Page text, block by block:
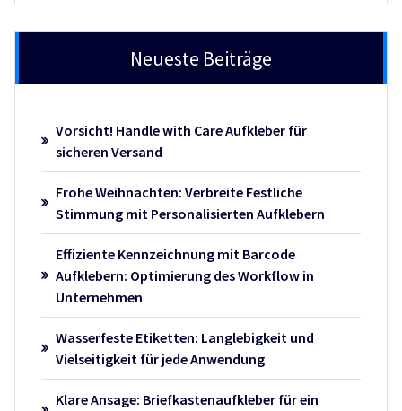
Neueste Beiträge
Vorsicht! Handle with Care Aufkleber für
sicheren Versand
Frohe Weihnachten: Verbreite Festliche
Stimmung mit Personalisierten Aufklebern
Effiziente Kennzeichnung mit Barcode
Aufklebern: Optimierung des Workflow in
Unternehmen
Wasserfeste Etiketten: Langlebigkeit und
Vielseitigkeit für jede Anwendung
Klare Ansage: Briefkastenaufkleber für ein